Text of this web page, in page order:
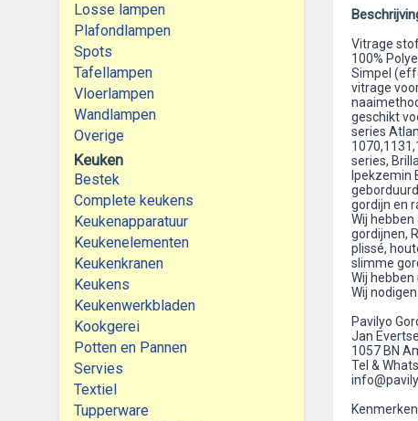
Losse lampen
Plafondlampen
Spots
Tafellampen
Vloerlampen
Wandlampen
Overige
Keuken
Bestek
Complete keukens
Keukenapparatuur
Keukenelementen
Keukenkranen
Keukens
Keukenwerkbladen
Kookgerei
Potten en Pannen
Servies
Textiel
Tupperware
Vitrage
100%
Simpel
vitrage
geschikt
series
series,
Ipekzemin
gordijn en
Wij
gordijnen,
plissé,
slimme
Wij
Wij
Pavilyo
Jan
1057 BN
Tel &